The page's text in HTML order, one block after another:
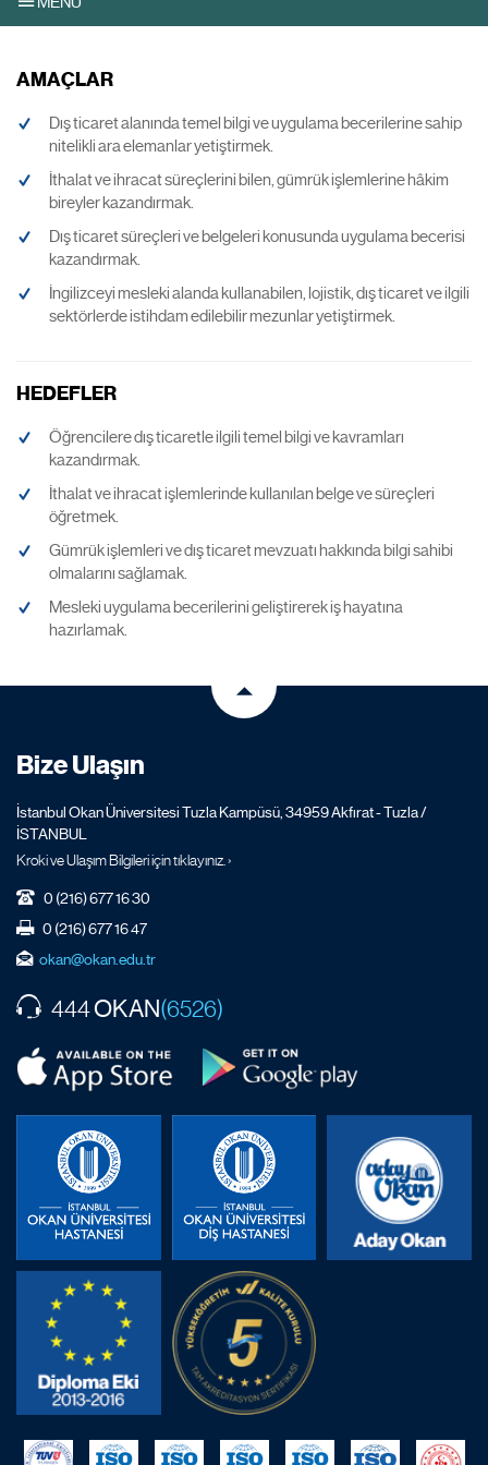
AMAÇLAR
Dış ticaret alanında temel bilgi ve uygulama becerilerine sahip
nitelikli ara elemanlar yetiştirmek.
İthalat ve ihracat süreçlerini bilen, gümrük işlemlerine hâkim
bireyler kazandırmak.
Dış ticaret süreçleri ve belgeleri konusunda uygulama becerisi
kazandırmak.
İngilizceyi mesleki alanda kullanabilen, lojistik, dış ticaret ve ilgili
sektörlerde istihdam edilebilir mezunlar yetiştirmek.
HEDEFLER
Öğrencilere dış ticaretle ilgili temel bilgi ve kavramları
kazandırmak.
İthalat ve ihracat işlemlerinde kullanılan belge ve süreçleri
öğretmek.
Gümrük işlemleri ve dış ticaret mevzuatı hakkında bilgi sahibi
olmalarını sağlamak.
Mesleki uygulama becerilerini geliştirerek iş hayatına
hazırlamak.
Bize Ulaşın
İstanbul Okan Üniversitesi Tuzla Kampüsü, 34959 Akfırat - Tuzla /
İSTANBUL
Kroki ve Ulaşım Bilgileri için tıklayınız. ›
0 (216) 677 16 30
0 (216) 677 16 47
okan@okan.edu.tr
444OKAN(6526)